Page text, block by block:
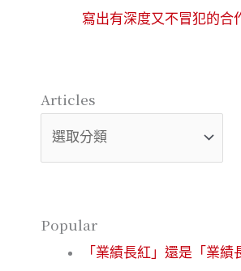
寫出有深度又不冒犯的合
Articles
Popular
「業績長紅」還是「業績